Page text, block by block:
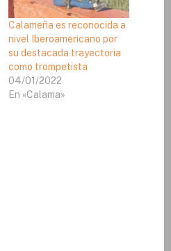
Calameña es reconocida a
nivel Iberoamericano por
su destacada trayectoria
como trompetista
04/01/2022
En «Calama»